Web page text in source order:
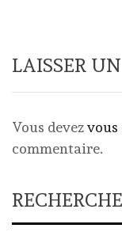
LAISSER
Vous devezvous
commentaire.
RECHERCHE